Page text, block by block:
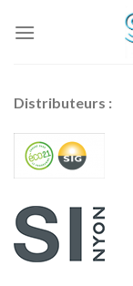
Distributeurs :